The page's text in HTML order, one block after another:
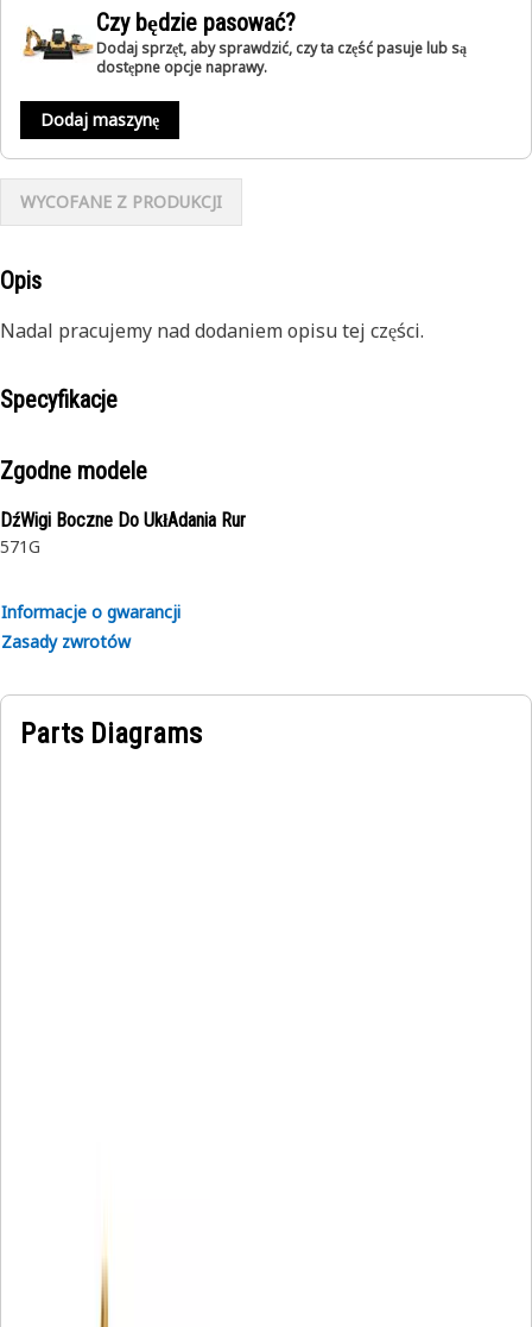
Czy będzie pasować?
Dodaj sprzęt, aby sprawdzić, czy ta część pasuje lub są
dostępne opcje naprawy.
Dodaj maszynę
WYCOFANE Z PRODUKCJI
Opis
Nadal pracujemy nad dodaniem opisu tej części.
Specyfikacje
Zgodne modele
DźWigi Boczne Do UkłAdania Rur
571G
Informacje o gwarancji
Zasady zwrotów
Parts Diagrams